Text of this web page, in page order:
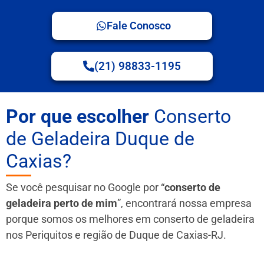
Fale Conosco
(21) 98833-1195
Por que escolher Conserto
de Geladeira Duque de
Caxias?
Se você pesquisar no Google por “conserto de
geladeira perto de mim”, encontrará nossa empresa
porque somos os melhores em conserto de geladeira
nos Periquitos e região de Duque de Caxias-RJ.